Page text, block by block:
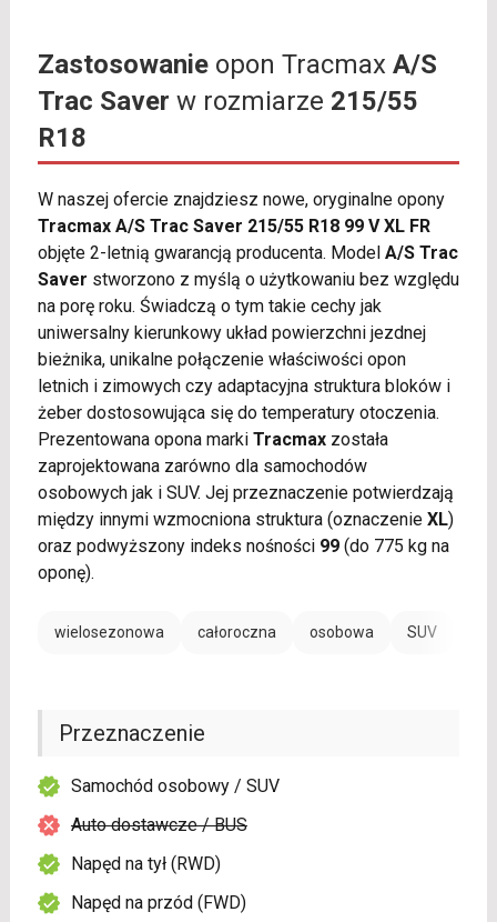
Zastosowanieopon Tracmax A/S
Trac Saver w rozmiarze 215/55
R18
W naszej ofercie znajdziesz nowe, oryginalne opony
Tracmax A/S Trac Saver 215/55 R18 99 V XL FR
objęte 2-letnią gwarancją producenta. Model A/S Trac
Saver stworzono z myślą o użytkowaniu bez względu
na porę roku. Świadczą o tym takie cechy jak
uniwersalny kierunkowy układ powierzchni jezdnej
bieżnika, unikalne połączenie właściwości opon
letnich i zimowych czy adaptacyjna struktura bloków i
żeber dostosowująca się do temperatury otoczenia.
Prezentowana opona marki Tracmaxzostała
zaprojektowana zarówno dla samochodów
osobowych jak i SUV. Jej przeznaczenie potwierdzają
między innymi wzmocniona struktura (oznaczenie XL)
oraz podwyższony indeks nośności 99(do 775 kg na
oponę).
wielosezonowa całoroczna osobowa SUV
Przeznaczenie
Samochód osobowy / SUV
Auto dostawcze / BUS
Napęd na tył (RWD)
Napęd na przód (FWD)